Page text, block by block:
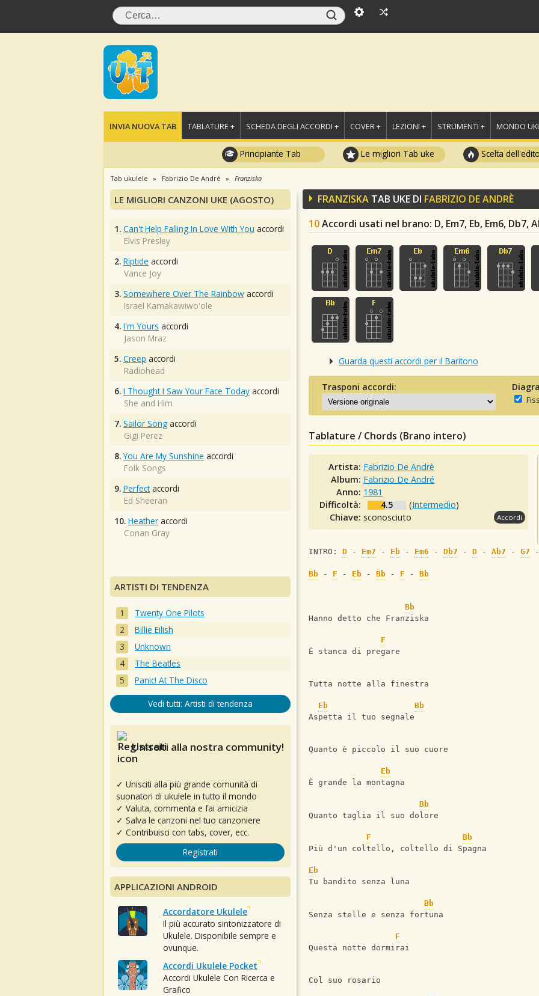
INVIA NUOVA TAB TABLATURE + SCHEDA DEGLI ACCORDI + COVER + LEZIONI + STRUMENTI + MONDO
Principiante Tab Le migliori Tab uke Scelta
Tab ukulele Fabrizio De Andrè Franziska
FRANZISKA TAB UKE DI FABRIZIO DE ANDRÈ
10Accordi usati nel brano: D, Em7, Eb, Em6, Db7,
Guarda questi accordi per il Baritono
Trasponi accordi:
Tablature / Chords (Brano intero)
Artista: Fabrizio De Andrè
Album: Fabrizio De André
Anno: 1981
Difficoltà:
4.5 (Intermedio)
Chiave:sconosciuto Accordi
INTRO: D - Em7 - Eb - Em6 - Db7 - D - Ab7 - G7
Bb - F - Eb - Bb - F - Bb
Bb
Hanno detto che Franziska
F
È stanca di pregare
Tutta notte alla finestra
Eb
Bb
Aspetta il tuo segnale
Quanto è piccolo il suo cuore
Eb
È grande la montagna
Bb
Quanto taglia il suo dolore
F
Bb
Più d'un coltello, coltello di Spagna
Eb
Tu bandito senza luna
Bb
Senza stelle e senza fortuna
F
Questa notte dormirai
Col suo rosario
LE MIGLIORI CANZONI UKE (AGOSTO)
1. Can't Help Falling In Love With You accordi
Elvis Presley
2. Riptide accordi
Vance Joy
3. Somewhere Over The Rainbow accordi
Israel Kamakawiwo'ole
4. I'm Yours accordi
Jason Mraz
5. Creep accordi
Radiohead
6. I Thought I Saw Your Face Today accordi
She and Him
7. Sailor Song accordi
Gigi Perez
8. You Are My Sunshine accordi
Folk Songs
9. Perfectaccordi
Ed Sheeran
10. Heather accordi
Conan Gray
ARTISTI DI TENDENZA
Twenty One Pilots
Billie Eilish
Unknown
The Beatles
Panic! At The Disco
Vedi tutti: Artisti di tendenza
Unisciti alla nostra community!
✓ Unisciti alla più grande comunità di
suonatori di ukulele in tutto il mondo
✓ Valuta, commenta e fai amicizia
✓ Salva le canzoni nel tuo canzoniere
✓ Contribuisci con tabs, cover, ecc.
Registrati
APPLICAZIONI ANDROID
Accordatore Ukulele
Il più accurato sintonizzatore di
Ukulele. Disponibile sempre e
ovunque.
Accordi Ukulele Pocket
Accordi Ukulele Con Ricerca e
Grafico